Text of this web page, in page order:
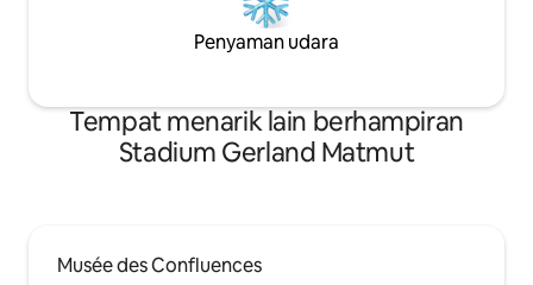
Penyaman udara
Tempat menarik lain berhampiran
Stadium Gerland Matmut
Musée des Confluences